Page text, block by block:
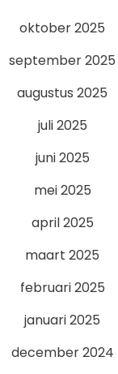
oktober 2025
september 2025
augustus 2025
juli 2025
juni 2025
mei 2025
april 2025
maart 2025
februari 2025
januari 2025
december 2024